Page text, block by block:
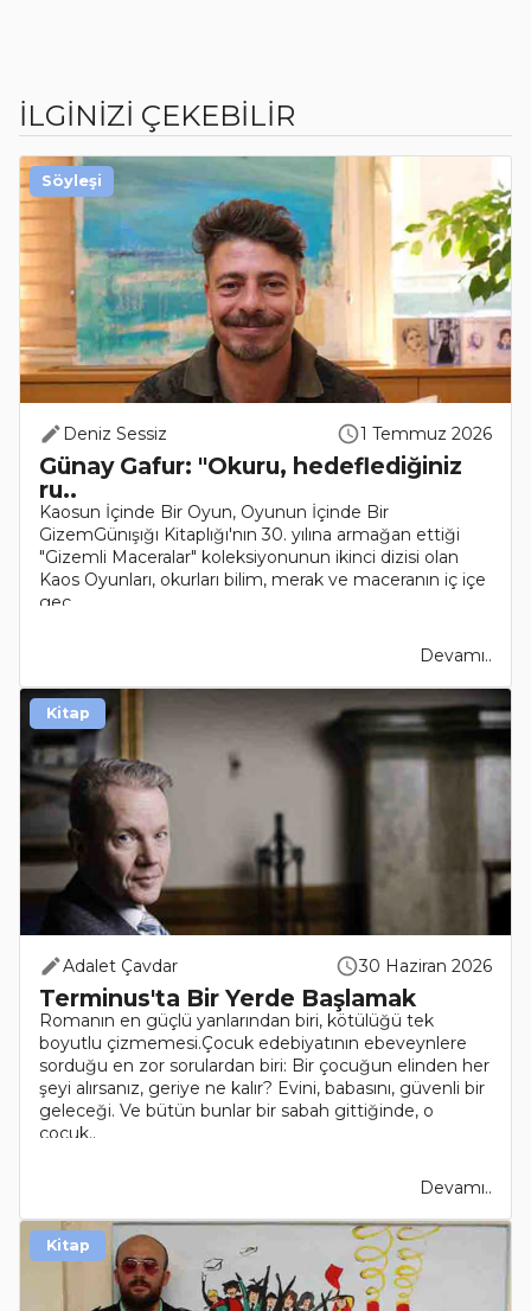
İLGİNİZİ ÇEKEBİLİR
Deniz Sessiz 1 Temmuz 2026
Günay Gafur: "Okuru, hedeflediğiniz
ru..
Kaosun İçinde Bir Oyun, Oyunun İçinde Bir
GizemGünışığı Kitaplığı'nın 30. yılına armağan ettiği
"Gizemli Maceralar" koleksiyonunun ikinci dizisi olan
Kaos Oyunları, okurları bilim, merak ve maceranın iç içe
geç..
Devamı..
Söyleşi
Adalet Çavdar 30 Haziran 2026
Terminus'ta Bir Yerde Başlamak
Romanın en güçlü yanlarından biri, kötülüğü tek
boyutlu çizmemesi.Çocuk edebiyatının ebeveynlere
sorduğu en zor sorulardan biri: Bir çocuğun elinden her
şeyi alırsanız, geriye ne kalır? Evini, babasını, güvenli bir
geleceği. Ve bütün bunlar bir sabah gittiğinde, o
çocuk..
Devamı..
Kitap
Kitap